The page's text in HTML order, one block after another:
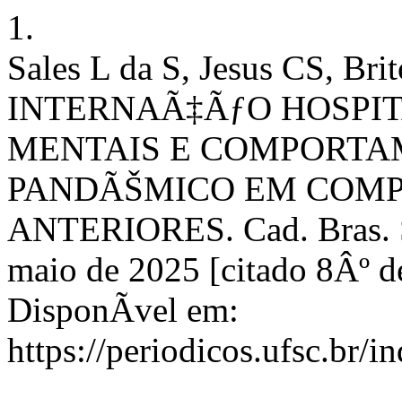
1.
Sales L da S, Jesus CS,
INTERNAÃ‡ÃƒO
MENTAIS E
PANDÃŠMICO EM
ANTERIORES. Cad. Bras.
maio de 2025 [citado 8Âº
DisponÃ­vel em:
https://periodicos.ufsc.br/